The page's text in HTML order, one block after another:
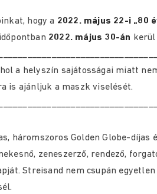
hogy a 2022. május 22-i „80
2022. május 30-án
a helyszín sajátosságai miatt
is ajánljuk a maszk viselését.
háromszoros Golden Globe-díjas
zeneszerző, rendező,
Streisand nem csupán